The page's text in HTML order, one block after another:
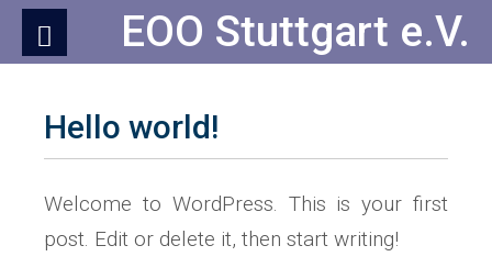
Skip
Content
EOO Stuttgart e.V.
Hello world!
Welcome to WordPress. This is your first
post. Edit or delete it, then start writing!